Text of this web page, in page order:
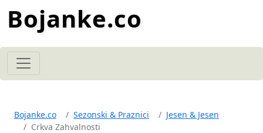
Bojanke.co
Bojanke.co Sezonski & Praznici
Jesen & Jesen
Crkva Zahvalnosti